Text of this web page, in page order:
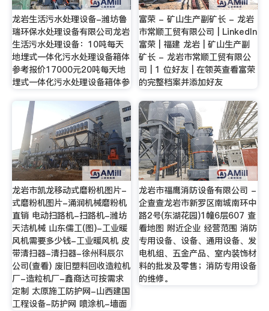
龙岩生活污水处理设备-潍坊鲁
瑞环保水处理设备有限公司龙岩
生活污水处理设备：10吨每天
地埋式一体化污水处理设备箱体
参考报价17000元20吨每天地
埋式一体化污水处理设备箱体参
富荣 - 矿山生产副矿长 - 龙岩
市常顺工贸有限公司 | LinkedIn
富荣 | 福建 龙岩 | 矿山生产副
矿长 - 龙岩市常顺工贸有限公
司 | 1 位好友 | 在领英查看富荣
的完整档案并添加好友
龙岩市凯龙移动式磨粉机图片-
式磨粉机图片-涌润机械磨粉机
直销 电动扫路机-扫路机-潍坊
天洁机械 山东儒工(图)-工业暖
风机需要多少钱-工业暖风机 皮
带清扫器-清扫器-徐州科辰尔
公司(查看) 废旧塑料回收造粒机
厂-造粒机厂-鑫商达可按需求
定制 太原施工防护网-山西建国
工程设备-防护网 喷涂机-墙面
龙岩市福鹰消防设备有限公司 -
企查查龙岩市新罗区南城南环中
路2号(东湖花园)1幢6层607 查
看地图 附近企业 经营范围 消防
专用设备、设备、通用设备、发
电机组、五金产品、室内装饰材
料的批发及零售；消防专用设备
的维修。